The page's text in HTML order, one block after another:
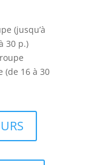
(jusqu’à
30 p.)
(de 16 à 30